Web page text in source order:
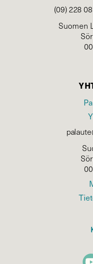
(09) 228
Suomen